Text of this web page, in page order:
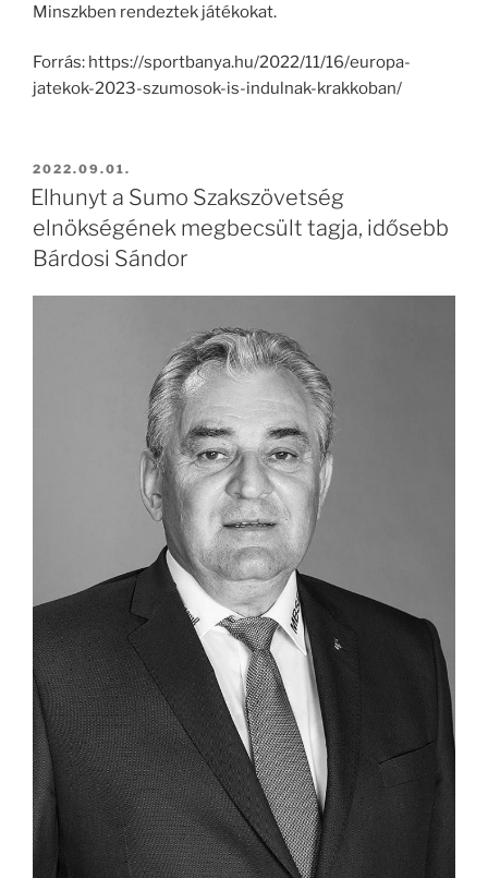
Minszkben rendeztek játékokat.
Forrás: https://sportbanya.hu/2022/11/16/europa-
jatekok-2023-szumosok-is-indulnak-krakkoban/
BEKÜLDVE:
2022.09.01.
Elhunyt a Sumo Szakszövetség
elnökségének megbecsült tagja, idősebb
Bárdosi Sándor